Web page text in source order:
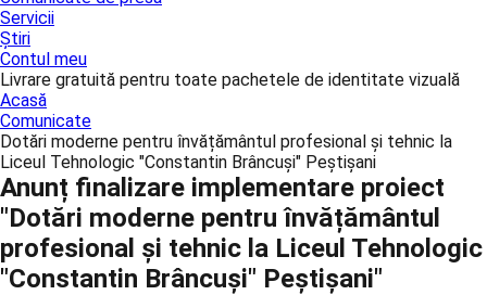
Servicii
Știri
Contul meu
Livrare gratuită pentru toate pachetele de identitate vizuală
Acasă
Comunicate
Dotări moderne pentru învățământul profesional și tehnic la
Liceul Tehnologic "Constantin Brâncuşi" Peştişani
Anunț finalizare implementare proiect
"Dotări moderne pentru învățământul
profesional și tehnic la Liceul Tehnologic
"Constantin Brâncuşi" Peştişani"